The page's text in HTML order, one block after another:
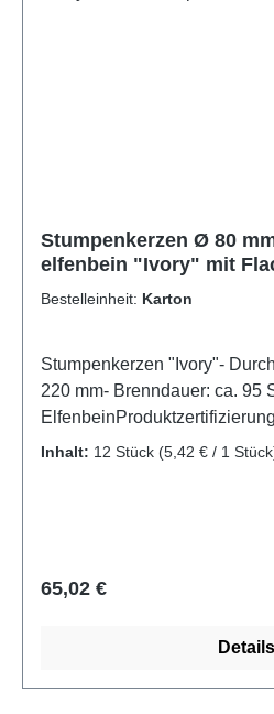
Stumpenkerzen Ø 80
elfenbein "Ivory" mit
Bestelleinheit: Karton
Stumpenkerzen "Ivory"-
220 mm- Brenndauer: ca. 95
Kerzen
Inhalt: 12 Stück (5,42 € / 1
Regulärer Preis:
65,02 €
Details